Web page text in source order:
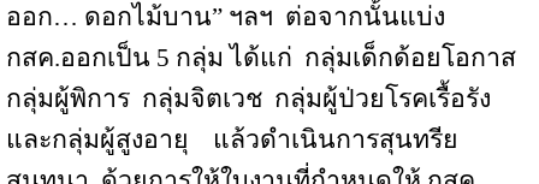
ออก… ดอกไม้บาน” ฯลฯ ต่อจากนั้นแบ่ง
กสค.ออกเป็น 5 กลุ่ม ได้แก่ กลุ่มเด็กด้อยโอกาส
กลุ่มผู้พิการ กลุ่มจิตเวช กลุ่มผู้ป่วยโรคเรื้อรัง
และกลุ่มผู้สูงอายุ
แล้วดำเนินการสุนทรีย